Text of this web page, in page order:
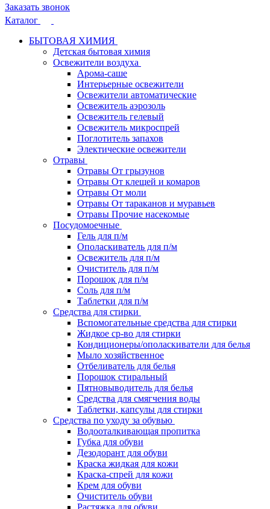
Заказать звонок
Каталог
БЫТОВАЯ ХИМИЯ
Детская бытовая химия
Освежители воздуха
Арома-саше
Интерьерные освежители
Освежители автоматические
Освежитель аэрозоль
Освежитель гелевый
Освежитель микроспрей
Поглотитель запахов
Электические освежители
Отравы
Отравы От грызунов
Отравы От клещей и комаров
Отравы От моли
Отравы От тараканов и муравьев
Отравы Прочие насекомые
Посудомоечные
Гель для п/м
Ополаскиватель для п/м
Освежитель для п/м
Очиститель для п/м
Порошок для п/м
Соль для п/м
Таблетки для п/м
Средства для стирки
Вспомогательные средства для стирки
Жидкое ср-во для стирки
Кондиционеры/ополаскиватели для белья
Мыло хозяйственное
Отбеливатель для белья
Порошок стиральный
Пятновыводитель для белья
Средства для смягчения воды
Таблетки, капсулы для стирки
Средства по уходу за обувью
Водооталкивающая пропитка
Губка для обуви
Дезодорант для обуви
Краска жидкая для кожи
Краска-спрей для кожи
Крем для обуви
Очиститель обуви
Растяжка для обуви